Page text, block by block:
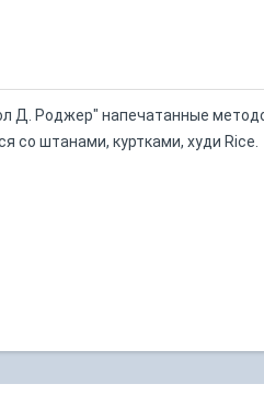
Д. Роджер" напечатанные
со штанами, куртками, худи Rice.